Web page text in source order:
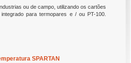
ou de campo, utilizando os cartões
para termopares e / ou PT-100.
SPARTAN